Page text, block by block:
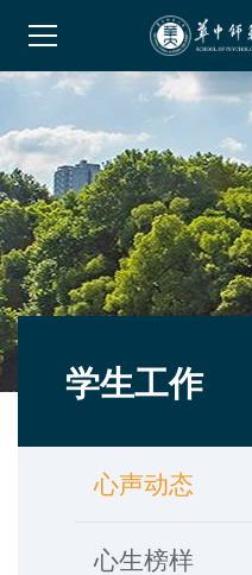
学生工作
心声动态
心生榜样